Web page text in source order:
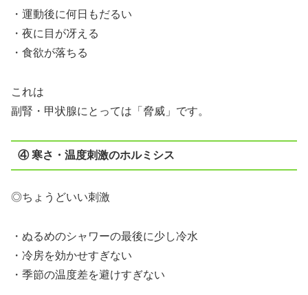
・運動後に何日もだるい
・夜に目が冴える
・食欲が落ちる
これは
副腎・甲状腺にとっては「脅威」です。
④ 寒さ・温度刺激のホルミシス
◎ちょうどいい刺激
・ぬるめのシャワーの最後に少し冷水
・冷房を効かせすぎない
・季節の温度差を避けすぎない